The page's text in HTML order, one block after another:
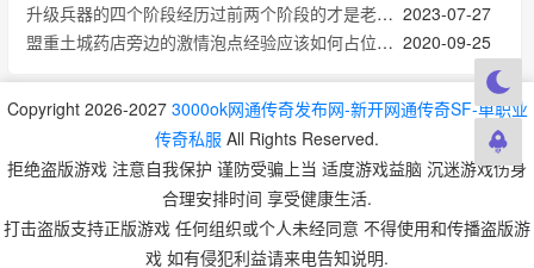
2023-07-27
升级兵器的四个阶段经历过前两个阶段的才是老玩家
2020-09-25
盟重土城药店旁边的激情泡点经验应该如何占位才能获得大量经验
Copyright 2026-2027 3000ok网通传奇发布网-新开网通传奇SF-单职业
传奇私服 All Rights Reserved.
拒绝盗版游戏 注意自我保护 谨防受骗上当 适度游戏益脑 沉迷游戏伤身
合理安排时间 享受健康生活.
打击盗版支持正版游戏 任何组织或个人未经同意 不得使用和传播盗版游
戏 如有侵犯利益请来电告知说明.